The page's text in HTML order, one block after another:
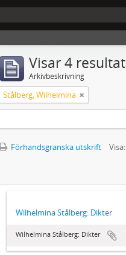
Visar 4 resultat
Arkivbeskrivning
Stålberg, Wilhelmina
Förhandsgranska utskrift
Visa:
Wilhelmina Stålberg: Dikter
Wilhelmina Stålberg: Dikter